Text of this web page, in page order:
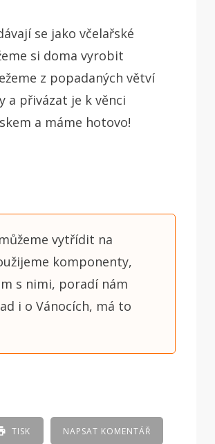
se jako včelařské
si doma vyrobit
z popadaných větví
a přivázat je k věnci
a máme hotovo!
vytřídit na
komponenty,
s nimi, poradí nám
i o Vánocích, má to
NAPSAT KOMENTÁŘ
TISK